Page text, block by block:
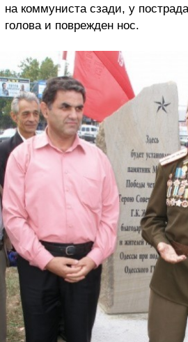
на коммуниста сзади, у
голова и поврежден нос.